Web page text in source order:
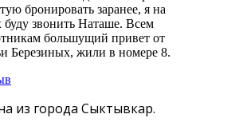
бронировать заранее, я на
буду звонить Наташе. Всем
большущий привет от
Березиных, жили в номере 8.
из города Сыктывкар.